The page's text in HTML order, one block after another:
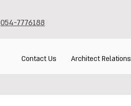
054-7776188
Architect Relations
Contact Us